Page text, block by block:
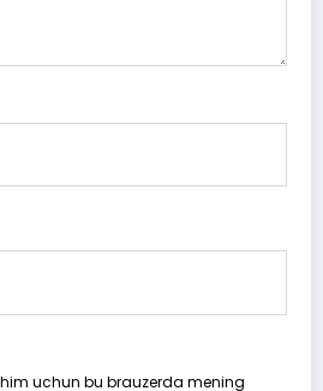
uchun bu brauzerda mening